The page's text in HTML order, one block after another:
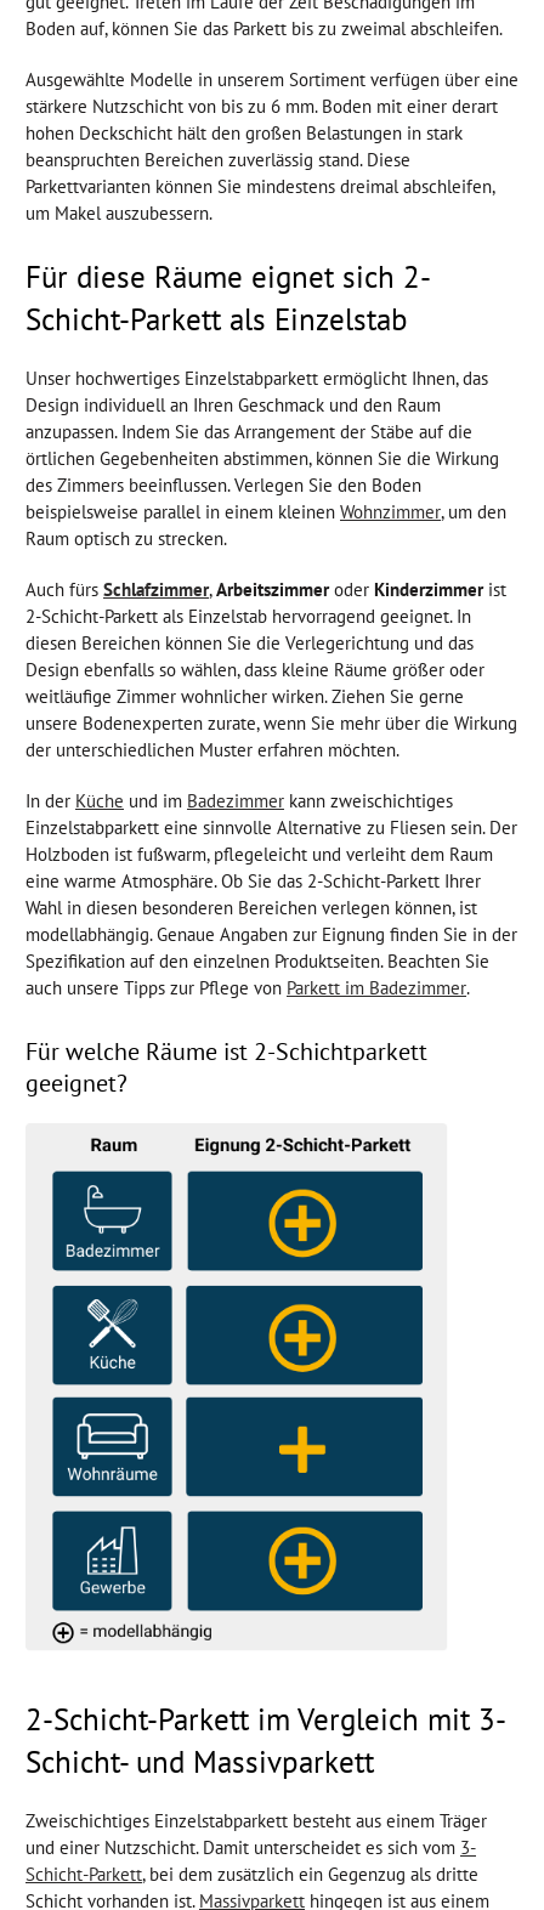
Boden auf, können Sie das Parkett bis zu zweimal abschleifen.
Ausgewählte Modelle in unserem Sortiment verfügen über eine
stärkere Nutzschicht von bis zu 6 mm. Boden mit einer derart
hohen Deckschicht hält den großen Belastungen in stark
beanspruchten Bereichen zuverlässig stand. Diese
Parkettvarianten können Sie mindestens dreimal abschleifen,
um Makel auszubessern.
Für diese Räume eignet sich 2-
Schicht-Parkett als Einzelstab
Unser hochwertiges Einzelstabparkett ermöglicht Ihnen, das
Design individuell an Ihren Geschmack und den Raum
anzupassen. Indem Sie das Arrangement der Stäbe auf die
örtlichen Gegebenheiten abstimmen, können Sie die Wirkung
des Zimmers beeinflussen. Verlegen Sie den Boden
beispielsweise parallel in einem kleinen Wohnzimmer, um den
Raum optisch zu strecken.
Auch fürs Schlafzimmer,Arbeitszimmeroder Kinderzimmerist
2-Schicht-Parkett als Einzelstab hervorragend geeignet. In
diesen Bereichen können Sie die Verlegerichtung und das
Design ebenfalls so wählen, dass kleine Räume größer oder
weitläufige Zimmer wohnlicher wirken. Ziehen Sie gerne
unsere Bodenexperten zurate, wenn Sie mehr über die Wirkung
der unterschiedlichen Muster erfahren möchten.
In der Küche und im Badezimmer kann zweischichtiges
Einzelstabparkett eine sinnvolle Alternative zu Fliesen sein. Der
Holzboden ist fußwarm, pflegeleicht und verleiht dem Raum
eine warme Atmosphäre. Ob Sie das 2-Schicht-Parkett Ihrer
Wahl in diesen besonderen Bereichen verlegen können, ist
modellabhängig. Genaue Angaben zur Eignung finden Sie in der
Spezifikation auf den einzelnen Produktseiten. Beachten Sie
auch unsere Tipps zur Pflege von Parkett im Badezimmer.
Für welche Räume ist 2-Schichtparkett
geeignet?
2-Schicht-Parkett im Vergleich mit 3-
Schicht- und Massivparkett
Zweischichtiges Einzelstabparkett besteht aus einem Träger
und einer Nutzschicht. Damit unterscheidet es sich vom 3-
Schicht-Parkett, bei dem zusätzlich ein Gegenzug als dritte
Schicht vorhanden ist. Massivparkett hingegen ist aus einem